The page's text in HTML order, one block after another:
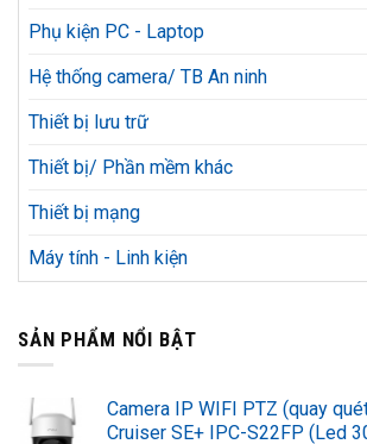
Phụ kiện PC - Laptop
Hệ thống camera/ TB An ninh
Thiết bị lưu trữ
Thiết bị/ Phần mềm khác
Thiết bị mạng
Máy tính - Linh kiện
SẢN PHẨM NỔI BẬT
Camera IP WIFI PTZ (quay
Cruiser SE+ IPC-S22FP (Led